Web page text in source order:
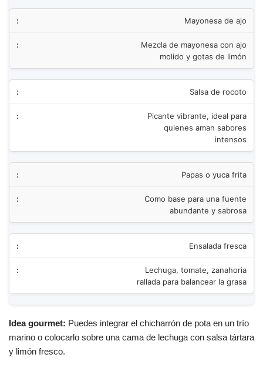
Mayonesa de ajo
Mezcla de mayonesa con ajo
molido y gotas de limón
Salsa de rocoto
Picante vibrante, ideal para
quienes aman sabores
intensos
Papas o yuca frita
Como base para una fuente
abundante y sabrosa
Ensalada fresca
Lechuga, tomate, zanahoria
rallada para balancear la grasa
Idea gourmet: Puedes integrar el chicharrón de pota en un trío
marino o colocarlo sobre una cama de lechuga con salsa tártara
y limón fresco.